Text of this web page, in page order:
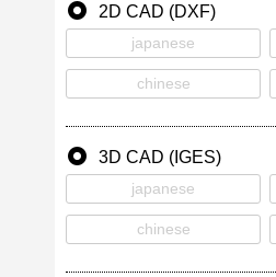
2D CAD (DXF)
japanese
chinese
3D CAD (IGES)
japanese
chinese